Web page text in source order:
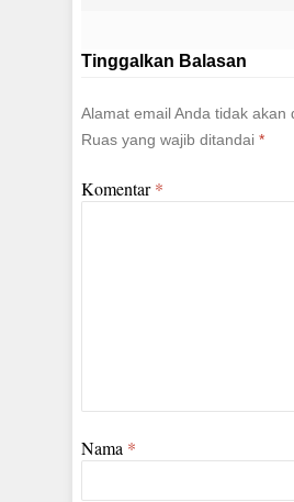
Tinggalkan Balasan
Alamat email Anda tidak akan
Ruas yang wajib ditandai *
Komentar*
Nama *